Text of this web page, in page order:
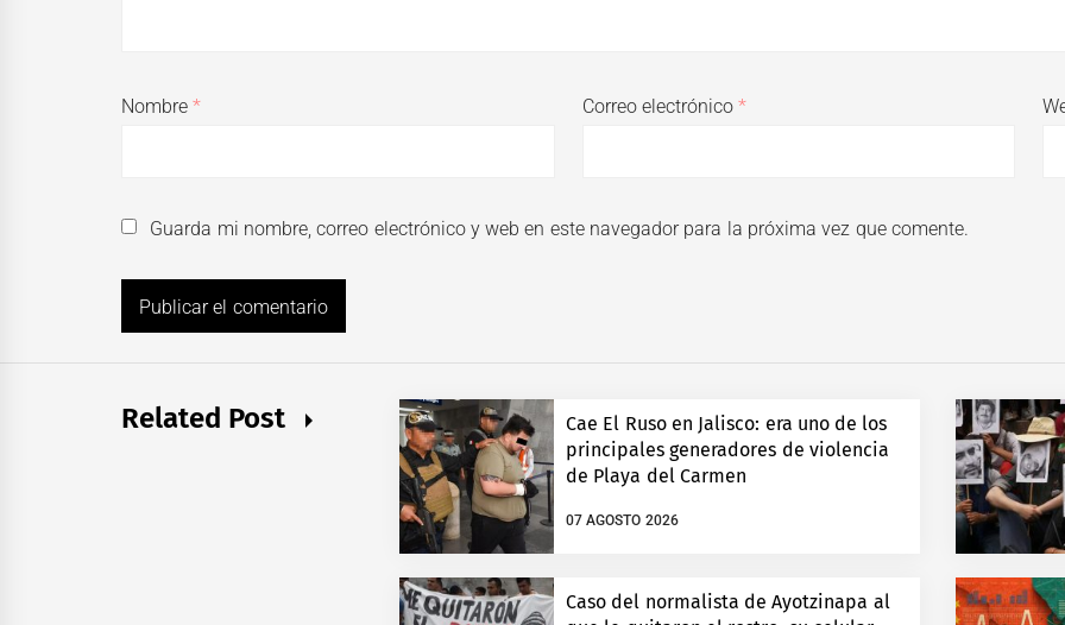
Nombre* Correo electrónico*
Guarda mi nombre, correo electrónico y web en este navegador para la próxima vez que comente.
Related Post
Cae El Ruso en Jalisco: era uno de los
principales generadores de violencia
de Playa del Carmen
07 AGOSTO 2026
Caso del normalista de Ayotzinapa al